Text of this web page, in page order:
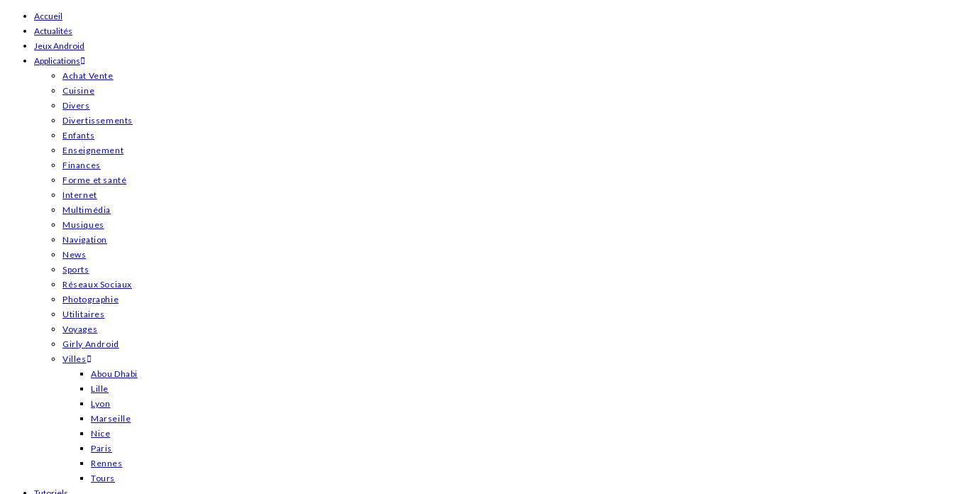
Skip
content
Accueil
Actualités
Jeux Android
Applications
Achat Vente
Cuisine
Divers
Divertissements
Enfants
Enseignement
Finances
Forme et santé
Internet
Multimédia
Musiques
Navigation
News
Sports
Réseaux Sociaux
Photographie
Utilitaires
Voyages
Girly Android
Villes
Abou Dhabi
Lille
Lyon
Marseille
Nice
Paris
Rennes
Tours